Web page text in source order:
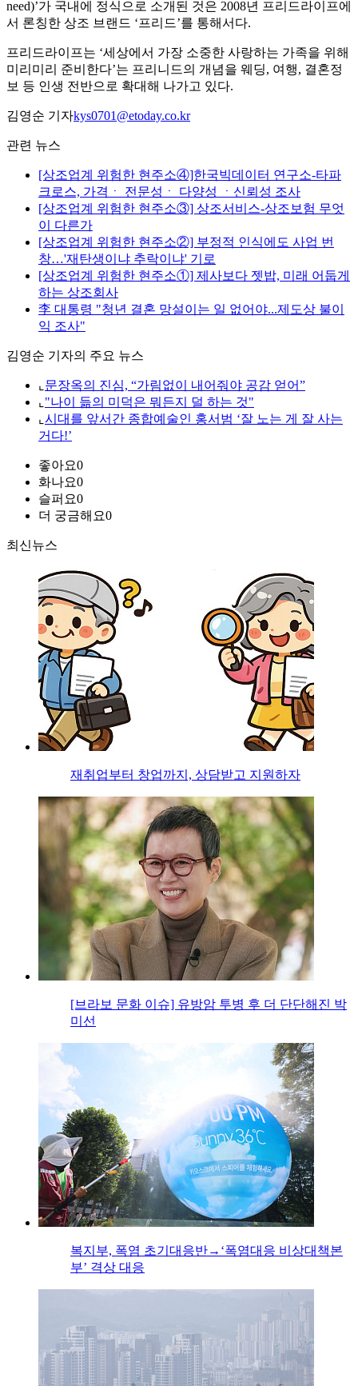
need)’가 국내에 정식으로 소개된 것은 2008년 프리드라이프에
서 론칭한 상조 브랜드 ‘프리드’를 통해서다.
프리드라이프는 ‘세상에서 가장 소중한 사랑하는 가족을 위해
미리미리 준비한다’는 프리니드의 개념을 웨딩, 여행, 결혼정
보 등 인생 전반으로 확대해 나가고 있다.
김영순 기자kys0701@etoday.co.kr
관련 뉴스
[상조업계 위험한 현주소④]한국빅데이터 연구소-타파
크로스, 가격ㆍ 전문성ㆍ 다양성 ㆍ신뢰성 조사
[상조업계 위험한 현주소③] 상조서비스-상조보험 무엇
이 다른가
[상조업계 위험한 현주소②] 부정적 인식에도 사업 번
창…'재탄생이냐 추락이냐' 기로
[상조업계 위험한 현주소①] 제사보다 젯밥, 미래 어둡게
하는 상조회사
李 대통령 "청년 결혼 망설이는 일 없어야...제도상 불이
익 조사"
김영순 기자의 주요 뉴스
⌞ 문장옥의 진심, “가림없이 내어줘야 공감 얻어”
⌞ "나이 듦의 미덕은 뭐든지 덜 하는 것"
⌞ 시대를 앞서간 종합예술인 홍서범 ‘잘 노는 게 잘 사는
거다!’
좋아요0
화나요0
슬퍼요0
더 궁금해요0
최신뉴스
재취업부터 창업까지, 상담받고 지원하자
[브라보 문화 이슈] 유방암 투병 후 더 단단해진 박
미선
복지부, 폭염 초기대응반→‘폭염대응 비상대책본
부’ 격상 대응